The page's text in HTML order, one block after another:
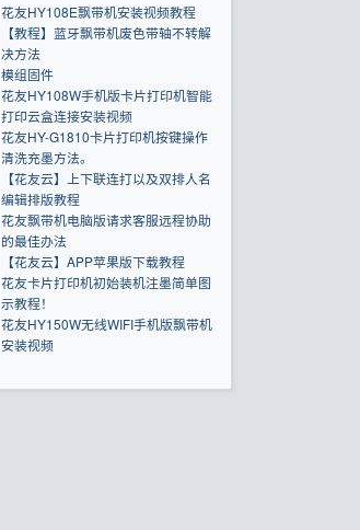
花友HY108E飘带机安装视频教程
【教程】蓝牙飘带机废色带轴不转解
决方法
模组固件
花友HY108W手机版卡片打印机智能
打印云盒连接安装视频
花友HY-G1810卡片打印机按键操作
清洗充墨方法。
【花友云】上下联连打以及双排人名
编辑排版教程
花友飘带机电脑版请求客服远程协助
的最佳办法
【花友云】APP苹果版下载教程
花友卡片打印机初始装机注墨简单图
示教程！
花友HY150W无线WIFI手机版飘带机
安装视频